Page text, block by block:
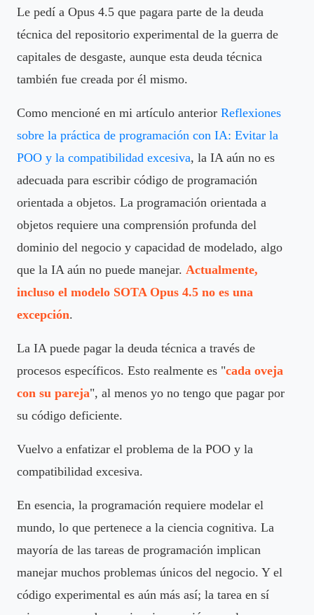
Le pedí a Opus 4.5 que pagara parte de la deuda
técnica del repositorio experimental de la guerra de
capitales de desgaste, aunque esta deuda técnica
también fue creada por él mismo.
Como mencioné en mi artículo anterior Reflexiones
sobre la práctica de programación con IA: Evitar la
POO y la compatibilidad excesiva, la IA aún no es
adecuada para escribir código de programación
orientada a objetos. La programación orientada a
objetos requiere una comprensión profunda del
dominio del negocio y capacidad de modelado, algo
que la IA aún no puede manejar. Actualmente,
incluso el modelo SOTA Opus 4.5 no es una
excepción.
La IA puede pagar la deuda técnica a través de
procesos específicos. Esto realmente es "cada oveja
con su pareja", al menos yo no tengo que pagar por
su código deficiente.
Vuelvo a enfatizar el problema de la POO y la
compatibilidad excesiva.
En esencia, la programación requiere modelar el
mundo, lo que pertenece a la ciencia cognitiva. La
mayoría de las tareas de programación implican
manejar muchos problemas únicos del negocio. Y el
código experimental es aún más así; la tarea en sí